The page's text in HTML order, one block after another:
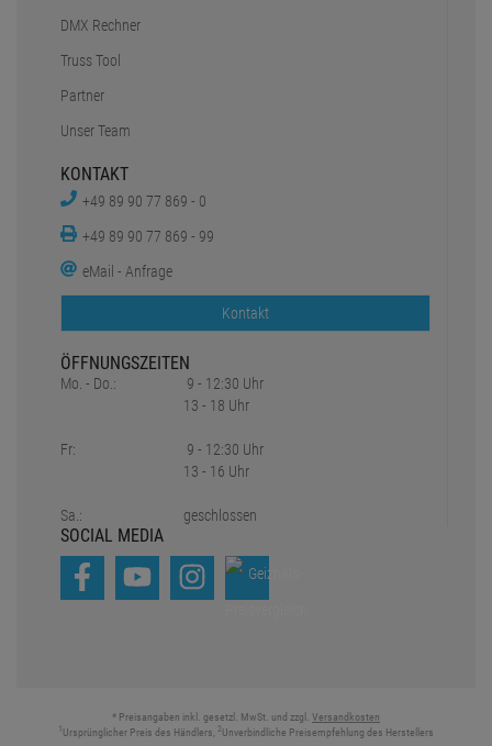
DMX Rechner
Truss Tool
Partner
Unser Team
KONTAKT
+49 89 90 77 869 - 0
+49 89 90 77 869 - 99
eMail - Anfrage
Kontakt
ÖFFNUNGSZEITEN
Mo. - Do.:
Fr:
Sa.:
9 - 12:30 Uhr
13 - 18 Uhr
9 - 12:30 Uhr
13 - 16 Uhr
geschlossen
SOCIAL MEDIA
* Preisangaben inkl. gesetzl. MwSt. und zzgl. Versandkosten
Ursprünglicher Preis des Händlers, 2 Unverbindliche Preisempfehlung des Herstellers